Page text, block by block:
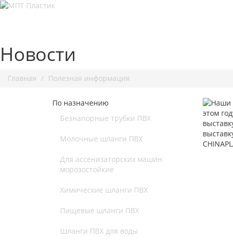
Новости
Главная Полезная информация
По назначению
Безнапорные трубки ПВХ
Молочные шланги ПВХ
Для ассенизаторских машин
морозостойкие
Химические шланги ПВХ
Пищевые шланги ПВХ
Шланги ПВХ для воды